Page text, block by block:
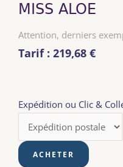
MISS ALOE
Attention, derniers
Tarif : 219,68 €
Expédition ou Clic &